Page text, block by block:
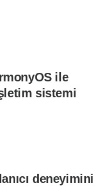
ile
sistemi
deneyimini